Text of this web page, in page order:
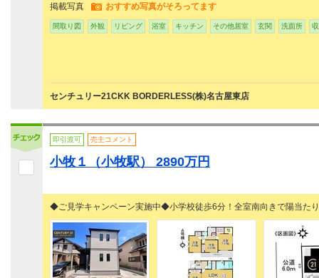
掲載写真 おすすめ写真がそろってます
間取り図 外観 リビング 浴室 キッチン その他居室 玄関 洗面所
センチュリー21CKK BORDERLESS(株)名古屋東店
即引渡可 売主コメント
小牧１（小牧駅） 2890万円
◆ご見学キャンペーン実施中◆小学校徒歩6分！全室南向きで陽当た